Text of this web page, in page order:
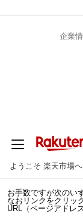
企業
ようこそ 楽天市場へ
お手数ですが次のい
なおリンクをクリッ
URL（ページアドレ